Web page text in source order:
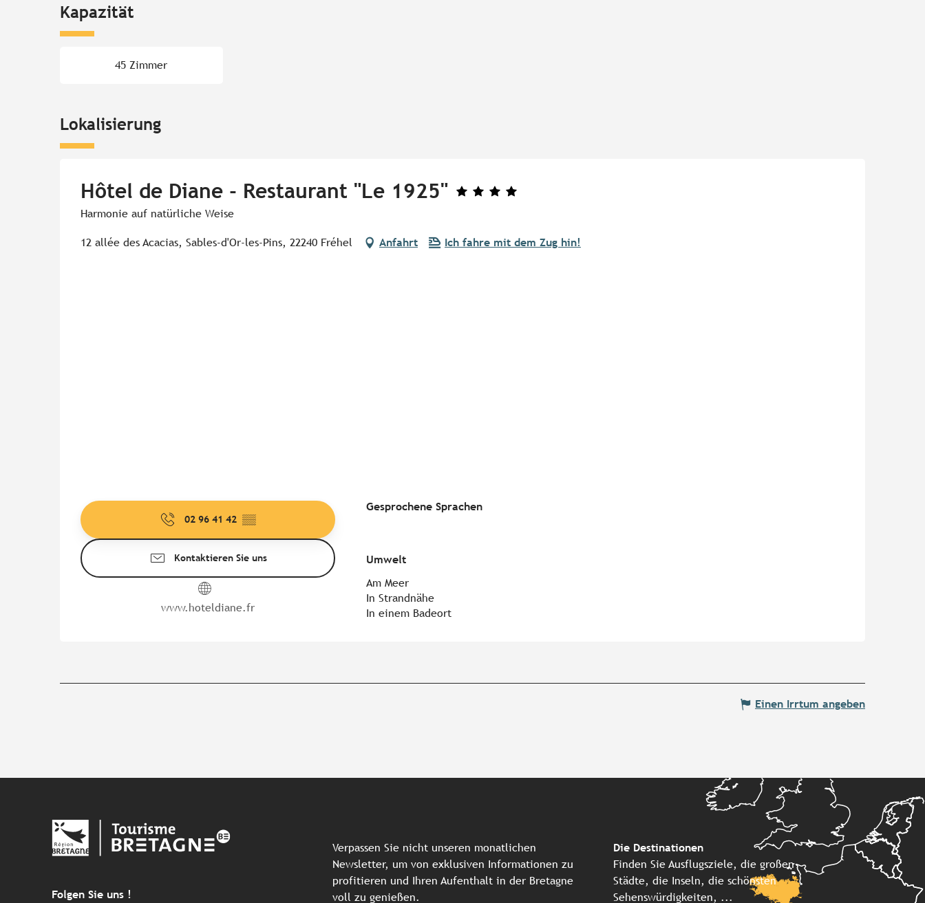
Kapazität
45 Zimmer
Lokalisierung
Hôtel de Diane - Restaurant "Le 1925"
Harmonie auf natürliche Weise
12 allée des Acacias, Sables-d'Or-les-Pins, 22240 Fréhel Anfahrt Ich fahre mit dem Zug hin!
02 96 41 42 ▒▒
Kontaktieren Sie uns
www.hoteldiane.fr
Gesprochene Sprachen
Gesprochene Sprachen
Umwelt
Umwelt
Am Meer
In Strandnähe
In einem Badeort
Einen Irrtum angeben
Folgen Sie uns !
Verpassen Sie nicht unseren monatlichen
Newsletter, um von exklusiven Informationen zu
profitieren und Ihren Aufenthalt in der Bretagne
voll zu genießen.
Die Destinationen
Finden Sie Ausflugsziele, die großen
Städte, die Inseln, die schönsten
Sehenswürdigkeiten, ...